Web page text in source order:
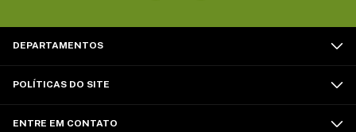
DEPARTAMENTOS
POLÍTICAS DO SITE
ENTRE EM CONTATO